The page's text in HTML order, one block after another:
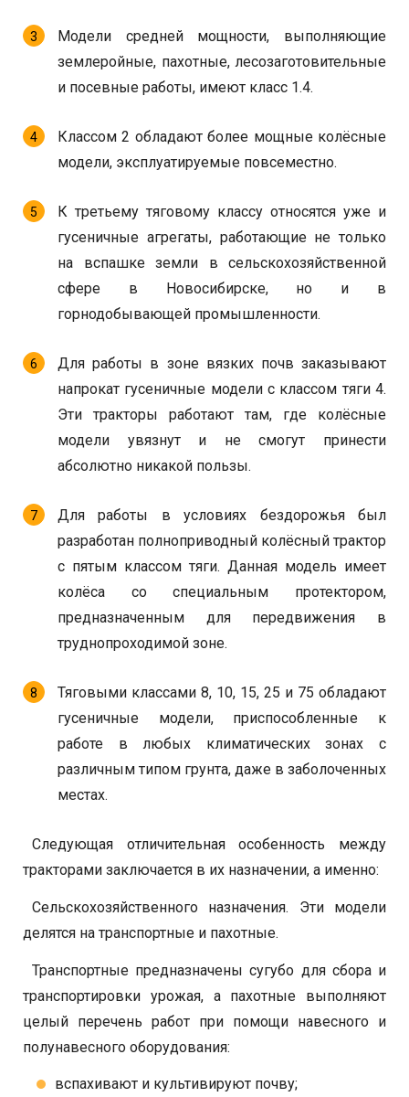
Модели средней мощности, выполняющие
землеройные, пахотные, лесозаготовительные
и посевные работы, имеют класс 1.4.
Классом 2 обладают более мощные колёсные
модели, эксплуатируемые повсеместно.
К третьему тяговому классу относятся уже и
гусеничные агрегаты, работающие не только
на вспашке земли в сельскохозяйственной
сфере в Новосибирске, но и в
горнодобывающей промышленности.
Для работы в зоне вязких почв заказывают
напрокат гусеничные модели с классом тяги 4.
Эти тракторы работают там, где колёсные
модели увязнут и не смогут принести
абсолютно никакой пользы.
Для работы в условиях бездорожья был
разработан полноприводный колёсный трактор
с пятым классом тяги. Данная модель имеет
колёса со специальным протектором,
предназначенным для передвижения в
труднопроходимой зоне.
Тяговыми классами 8, 10, 15, 25 и 75 обладают
гусеничные модели, приспособленные к
работе в любых климатических зонах с
различным типом грунта, даже в заболоченных
местах.
Следующая отличительная особенность между
тракторами заключается в их назначении, а именно:
Сельскохозяйственного назначения. Эти модели
делятся на транспортные и пахотные.
Транспортные предназначены сугубо для сбора и
транспортировки урожая, а пахотные выполняют
целый перечень работ при помощи навесного и
полунавесного оборудования:
вспахивают и культивируют почву;